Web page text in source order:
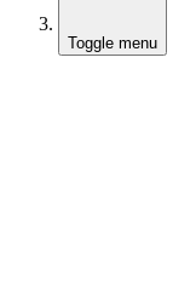
Toggle menu